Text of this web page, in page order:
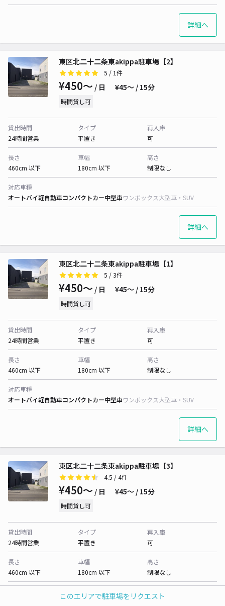
このエリアで駐車場をリクエスト
詳細へ
東区北二十二条東akippa駐車場【2】
5 / 1件
¥450〜 / 日 ¥45〜 / 15分
時間貸し可
貸出時間
24時間営業
タイプ
平置き
再入庫
可
長さ
460cm 以下
車幅
180cm 以下
高さ
制限なし
対応車種
オートバイ軽自動車コンパクトカー中型車ワンボックス大型車・SUV
詳細へ
東区北二十二条東akippa駐車場【1】
5 / 3件
¥450〜 / 日 ¥45〜 / 15分
時間貸し可
貸出時間
24時間営業
タイプ
平置き
再入庫
可
長さ
460cm 以下
車幅
180cm 以下
高さ
制限なし
対応車種
オートバイ軽自動車コンパクトカー中型車ワンボックス大型車・SUV
詳細へ
東区北二十二条東akippa駐車場【3】
4.5 / 4件
¥450〜 / 日 ¥45〜 / 15分
時間貸し可
貸出時間
24時間営業
タイプ
平置き
再入庫
可
長さ
460cm 以下
車幅
180cm 以下
高さ
制限なし
軽自動車コンパクトカー中型車 ワンボックス 大型車・SUV